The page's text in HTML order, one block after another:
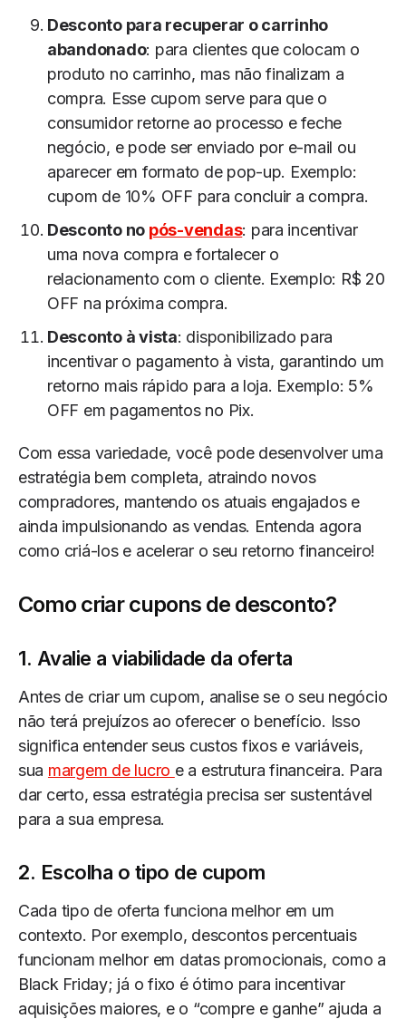
Desconto para recuperar o carrinho
abandonado: para clientes que colocam o
produto no carrinho, mas não finalizam a
compra. Esse cupom serve para que o
consumidor retorne ao processo e feche
negócio, e pode ser enviado por e-mail ou
aparecer em formato de pop-up. Exemplo:
cupom de 10% OFF para concluir a compra.
Desconto no pós-vendas: para incentivar
uma nova compra e fortalecer o
relacionamento com o cliente. Exemplo: R$ 20
OFF na próxima compra.
Desconto à vista: disponibilizado para
incentivar o pagamento à vista, garantindo um
retorno mais rápido para a loja. Exemplo: 5%
OFF em pagamentos no Pix.
Com essa variedade, você pode desenvolver uma
estratégia bem completa, atraindo novos
compradores, mantendo os atuais engajados e
ainda impulsionando as vendas. Entenda agora
como criá-los e acelerar o seu retorno financeiro!
Como criar cupons de desconto?
1. Avalie a viabilidade da oferta
Antes de criar um cupom, analise se o seu negócio
não terá prejuízos ao oferecer o benefício. Isso
significa entender seus custos fixos e variáveis,
sua margem de lucro e a estrutura financeira. Para
dar certo, essa estratégia precisa ser sustentável
para a sua empresa.
2. Escolha o tipo de cupom
Cada tipo de oferta funciona melhor em um
contexto. Por exemplo, descontos percentuais
funcionam melhor em datas promocionais, como a
Black Friday; já o fixo é ótimo para incentivar
aquisições maiores, e o “compre e ganhe” ajuda a